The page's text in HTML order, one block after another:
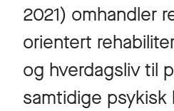
2021) omhandler
orientert
og hverdagsliv til
samtidige psykisk